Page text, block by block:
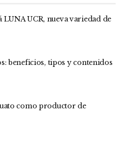
UCR, nueva variedad de
beneficios, tipos y contenidos
como productor de